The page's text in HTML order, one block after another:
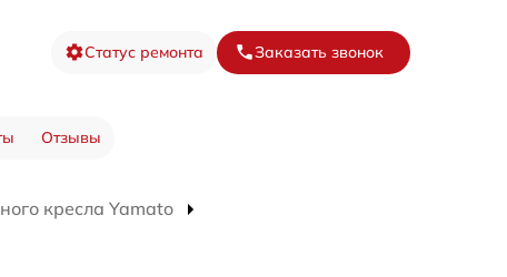
Статус ремонта Заказать звонок
Отзывы
кресла Yamato